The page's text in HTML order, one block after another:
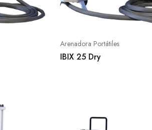
Arenadora Portátiles
IBIX 25 Dry